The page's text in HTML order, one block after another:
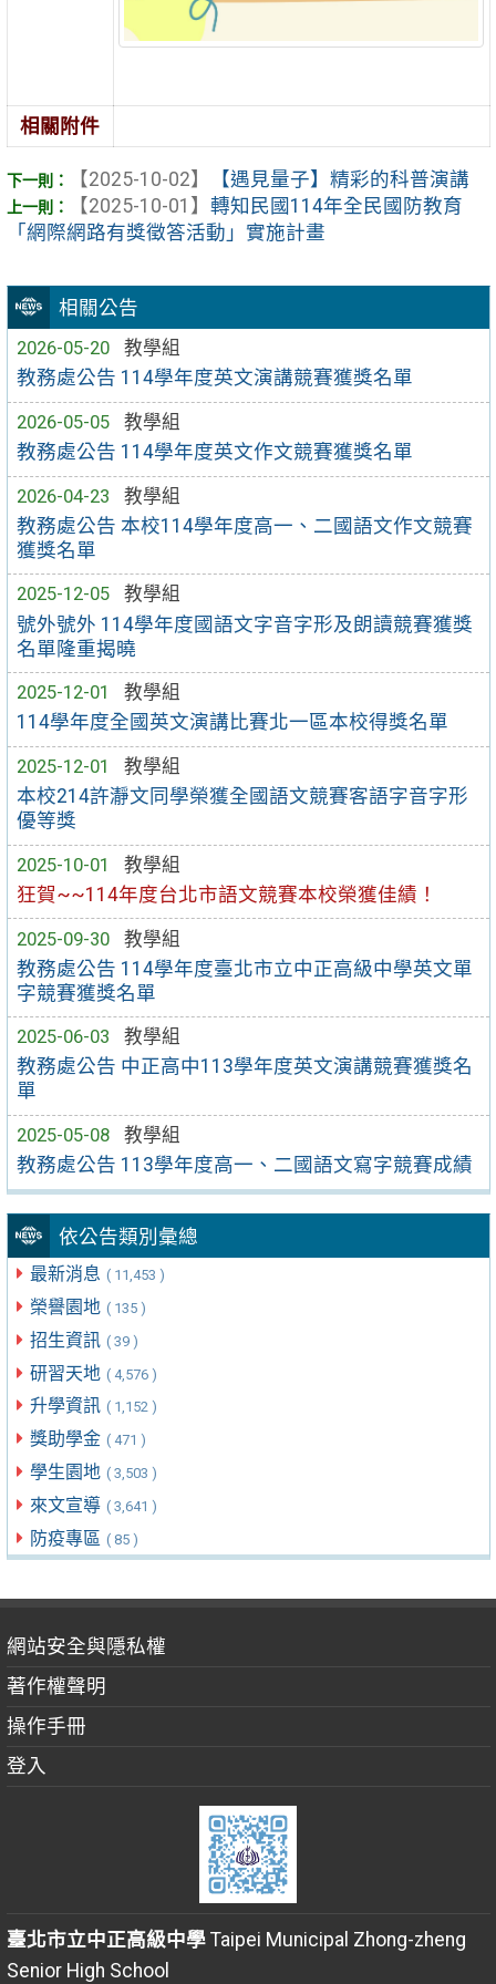
相關公告
2026-05-20
教學組
教務處公告 114學年度英文演講競賽獲獎名單
2026-05-05
教學組
教務處公告 114學年度英文作文競賽獲獎名單
2026-04-23
教學組
教務處公告 本校114學年度高一、二國語文作文競賽
獲獎名單
2025-12-05
教學組
號外號外 114學年度國語文字音字形及朗讀競賽獲獎
名單隆重揭曉
2025-12-01
教學組
114學年度全國英文演講比賽北一區本校得獎名單
2025-12-01
教學組
本校214許瀞文同學榮獲全國語文競賽客語字音字形
優等獎
2025-10-01
教學組
狂賀~~114年度台北市語文競賽本校榮獲佳績！
2025-09-30
教學組
教務處公告 114學年度臺北市立中正高級中學英文單
字競賽獲獎名單
2025-06-03
教學組
教務處公告 中正高中113學年度英文演講競賽獲獎名
單
2025-05-08
教學組
教務處公告 113學年度高一、二國語文寫字競賽成績
依公告類別彙總
最新消息 ( 11,453 )
榮譽園地 ( 135 )
招生資訊 ( 39 )
研習天地 ( 4,576 )
升學資訊 ( 1,152 )
獎助學金 ( 471 )
學生園地 ( 3,503 )
來文宣導 ( 3,641 )
防疫專區 ( 85 )
相關附件
【2025-10-02】
【遇見量子】精彩的科普演講
【2025-10-01】 轉知民國114年全民國防教育
「網際網路有獎徵答活動」實施計畫
網站安全與隱私權
著作權聲明
操作手冊
登入
臺北市立中正高級中學Taipei Municipal Zhong-zheng
Senior High School